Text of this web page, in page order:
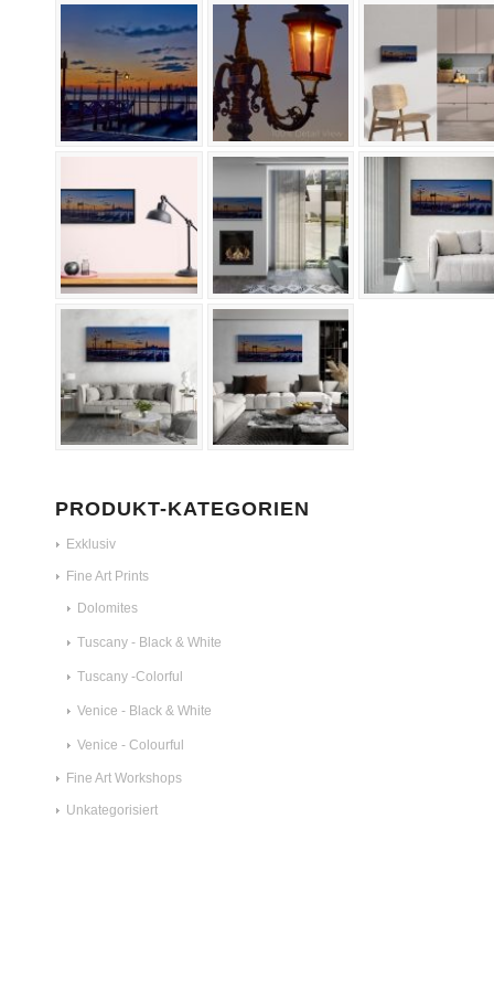
PRODUKT-KATEGORIEN
Exklusiv
Fine Art Prints
Dolomites
Tuscany - Black & White
Tuscany -Colorful
Venice - Black & White
Venice - Colourful
Fine Art Workshops
Unkategorisiert